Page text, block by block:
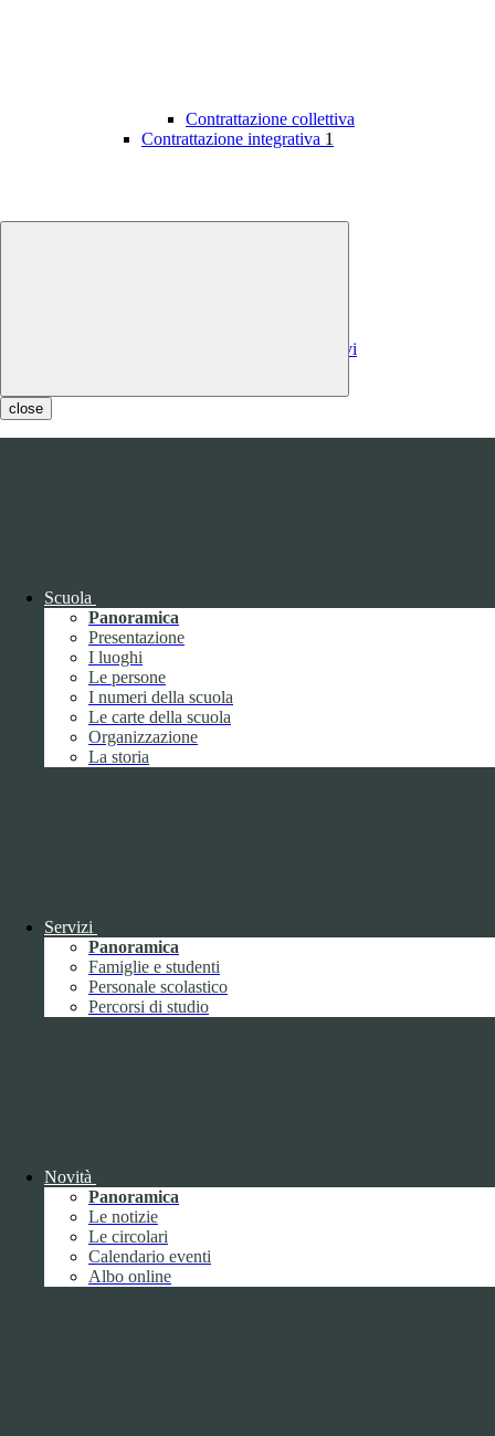
close
Scuola
Panoramica
Presentazione
I luoghi
Le persone
I numeri della scuola
Le carte della scuola
Organizzazione
La storia
Servizi
Panoramica
Famiglie e studenti
Personale scolastico
Percorsi di studio
Novità
Panoramica
Le notizie
Le circolari
Calendario eventi
Albo online
Contrattazione collettiva
Contrattazione integrativa 1
Costi contratti integrativi
Bandi di concorso
Bandi di concorso (da pubblicare in
tabelle)
Performance1
Sistema di misurazione e valutazione della
performance